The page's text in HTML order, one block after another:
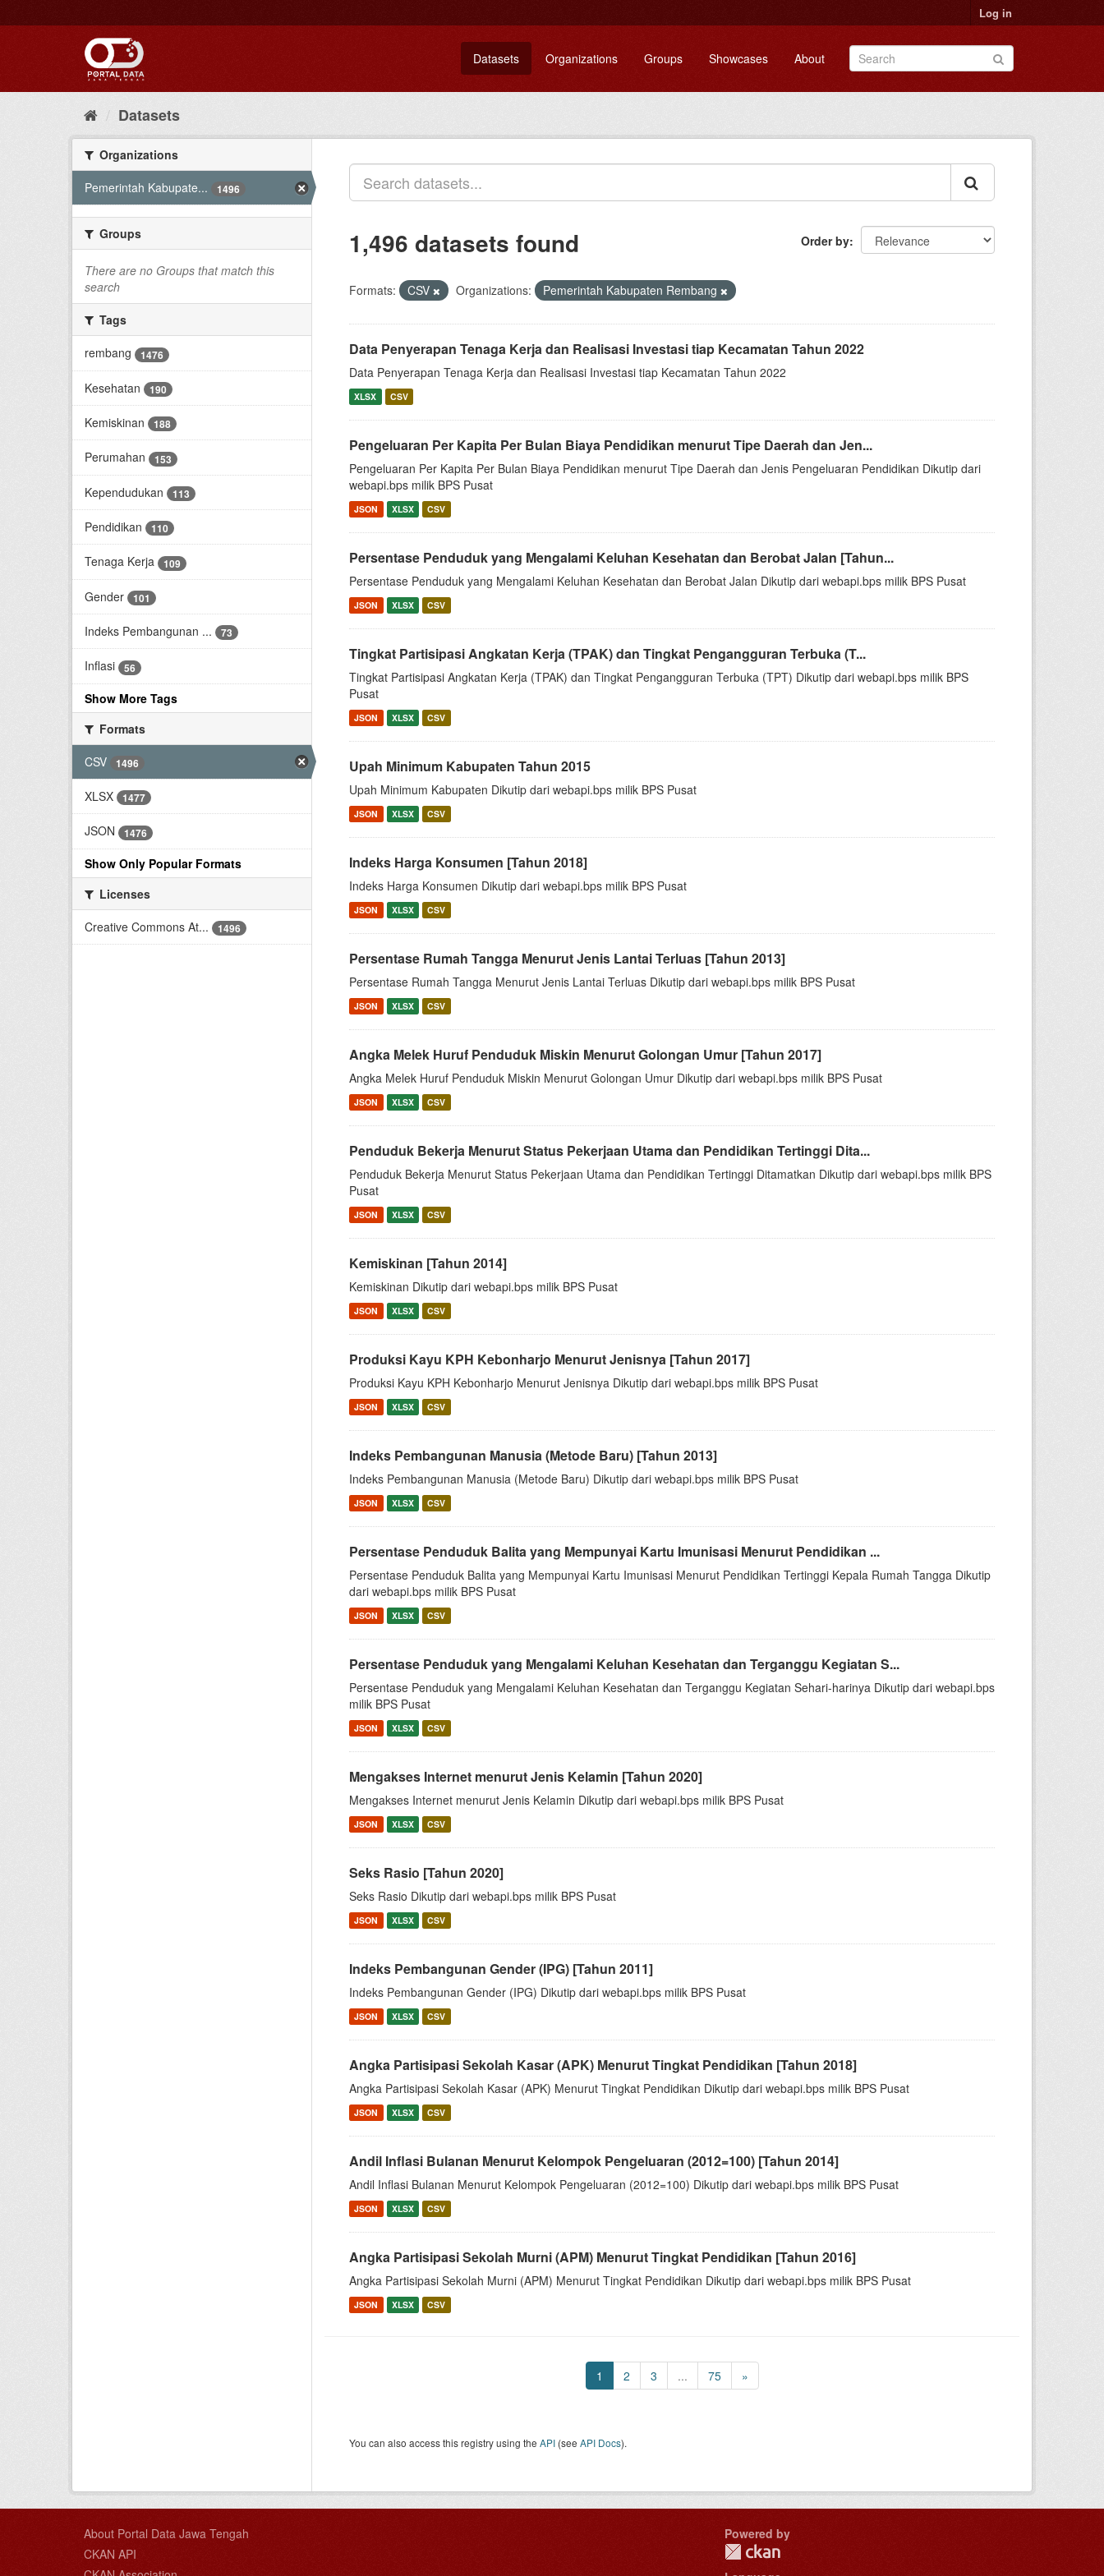
to
Log in
Datasets Organizations Groups Showcases About
Datasets
Organizations
Pemerintah Kabupate...
1496
Groups
There are no Groups that match this
search
Tags
rembang
1476
Kesehatan 190
Kemiskinan 188
Perumahan 153
Kependudukan 113
Pendidikan 110
Tenaga Kerja 109
Gender 101
Indeks Pembangunan ... 73
Inflasi 56
Show More Tags
Formats
CSV
1496
XLSX 1477
JSON 1476
Show Only Popular Formats
Licenses
Creative Commons At...
1496
Order by
1,496 datasets found
Formats: CSV Organizations: Pemerintah Kabupaten Rembang
Data Penyerapan Tenaga Kerja dan Realisasi Investasi tiap Kecamatan Tahun 2022
Data Penyerapan Tenaga Kerja dan Realisasi Investasi tiap Kecamatan Tahun 2022
XLSX CSV
Pengeluaran Per Kapita Per Bulan Biaya Pendidikan menurut Tipe Daerah dan Jen...
Pengeluaran Per Kapita Per Bulan Biaya Pendidikan menurut Tipe Daerah dan Jenis Pengeluaran Pendidikan Dikutip dari
webapi.bps milik BPS Pusat
JSON XLSX CSV
Persentase Penduduk yang Mengalami Keluhan Kesehatan dan Berobat Jalan [Tahun...
Persentase Penduduk yang Mengalami Keluhan Kesehatan dan Berobat Jalan Dikutip dari webapi.bps milik BPS Pusat
JSON XLSX CSV
Tingkat Partisipasi Angkatan Kerja (TPAK) dan Tingkat Pengangguran Terbuka (T...
Tingkat Partisipasi Angkatan Kerja (TPAK) dan Tingkat Pengangguran Terbuka (TPT) Dikutip dari webapi.bps milik BPS
Pusat
JSON XLSX CSV
Upah Minimum Kabupaten Tahun 2015
Upah Minimum Kabupaten Dikutip dari webapi.bps milik BPS Pusat
JSON XLSX CSV
Indeks Harga Konsumen [Tahun 2018]
Indeks Harga Konsumen Dikutip dari webapi.bps milik BPS Pusat
JSON XLSX CSV
Persentase Rumah Tangga Menurut Jenis Lantai Terluas [Tahun 2013]
Persentase Rumah Tangga Menurut Jenis Lantai Terluas Dikutip dari webapi.bps milik BPS Pusat
JSON XLSX CSV
Angka Melek Huruf Penduduk Miskin Menurut Golongan Umur [Tahun 2017]
Angka Melek Huruf Penduduk Miskin Menurut Golongan Umur Dikutip dari webapi.bps milik BPS Pusat
JSON XLSX CSV
Penduduk Bekerja Menurut Status Pekerjaan Utama dan Pendidikan Tertinggi Dita...
Penduduk Bekerja Menurut Status Pekerjaan Utama dan Pendidikan Tertinggi Ditamatkan Dikutip dari webapi.bps milik BPS
Pusat
JSON XLSX CSV
Kemiskinan [Tahun 2014]
Kemiskinan Dikutip dari webapi.bps milik BPS Pusat
JSON XLSX CSV
Produksi Kayu KPH Kebonharjo Menurut Jenisnya [Tahun 2017]
Produksi Kayu KPH Kebonharjo Menurut Jenisnya Dikutip dari webapi.bps milik BPS Pusat
JSON XLSX CSV
Indeks Pembangunan Manusia (Metode Baru) [Tahun 2013]
Indeks Pembangunan Manusia (Metode Baru) Dikutip dari webapi.bps milik BPS Pusat
JSON XLSX CSV
Persentase Penduduk Balita yang Mempunyai Kartu Imunisasi Menurut Pendidikan ...
Persentase Penduduk Balita yang Mempunyai Kartu Imunisasi Menurut Pendidikan Tertinggi Kepala Rumah Tangga Dikutip
dari webapi.bps milik BPS Pusat
JSON XLSX CSV
Persentase Penduduk yang Mengalami Keluhan Kesehatan dan Terganggu Kegiatan S...
Persentase Penduduk yang Mengalami Keluhan Kesehatan dan Terganggu Kegiatan Sehari-harinya Dikutip dari webapi.bps
milik BPS Pusat
JSON XLSX CSV
Mengakses Internet menurut Jenis Kelamin [Tahun 2020]
Mengakses Internet menurut Jenis Kelamin Dikutip dari webapi.bps milik BPS Pusat
JSON XLSX CSV
Seks Rasio [Tahun 2020]
Seks Rasio Dikutip dari webapi.bps milik BPS Pusat
JSON XLSX CSV
Indeks Pembangunan Gender (IPG) [Tahun 2011]
Indeks Pembangunan Gender (IPG) Dikutip dari webapi.bps milik BPS Pusat
JSON XLSX CSV
Angka Partisipasi Sekolah Kasar (APK) Menurut Tingkat Pendidikan [Tahun 2018]
Angka Partisipasi Sekolah Kasar (APK) Menurut Tingkat Pendidikan Dikutip dari webapi.bps milik BPS Pusat
JSON XLSX CSV
Andil Inflasi Bulanan Menurut Kelompok Pengeluaran (2012=100) [Tahun 2014]
Andil Inflasi Bulanan Menurut Kelompok Pengeluaran (2012=100) Dikutip dari webapi.bps milik BPS Pusat
JSON XLSX CSV
Angka Partisipasi Sekolah Murni (APM) Menurut Tingkat Pendidikan [Tahun 2016]
Angka Partisipasi Sekolah Murni (APM) Menurut Tingkat Pendidikan Dikutip dari webapi.bps milik BPS Pusat
JSON XLSX CSV
1 2 3 ... 75 »
You can also access this registry using the API (see API Docs).
About Portal Data Jawa Tengah
CKAN API
Powered by